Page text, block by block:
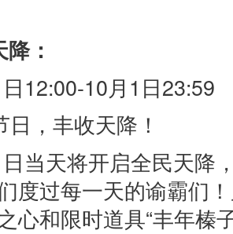
：
12:00-10月1日23:59
日，丰收天降！
当天将开启全民天降
度过每一天的谕霸们
心和限时道具“丰年榛